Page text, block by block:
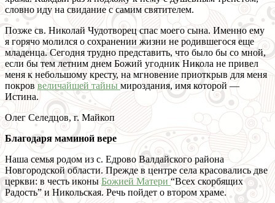
словно иду на свидание с самим святителем.
Позже св. Николай Чудотворец спас моего сына. Именно ему
я горячо молился о сохранении жизни не родившегося еще
младенца. Сегодня трудно представить, что было бы со мной,
если бы тем летним днем Божий угодник Никола не привел
меня к небольшому кресту, на мгновение приоткрыв для меня
покроввеличайшей тайны мироздания, имя которой —
Истина.
Олег Селедцов, г. Майкоп
Благодаря маминой вере
Наша семья родом из с. Едрово Валдайского района
Новгородской области. Прежде в центре села красовались две
церкви: в честь иконыБожией Матери“Всех скорбящих
Радость” и Никольская. Речь пойдет о втором храме.